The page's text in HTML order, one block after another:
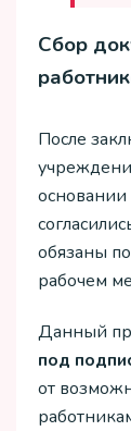
Сбор
После
основании
обязаны
рабочем
Данный
под
от